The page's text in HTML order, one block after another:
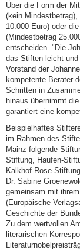
Über die Form der
(kein
10.000 Euro) oder
(Mindestbetrag
entscheiden. "Die
das Stiften leicht und
Vorstand der
kompetente Berater
Schritten in
hinaus übernimmt
garantiert eine
Beispielhaftes
im Rahmen des
Mainz folgende
Stiftung, Haufen-
Kalkhof-Rose-
Dr. Sabine
gemeinsam mit
(Europäische
Geschichte der
Zu dem wertvollen
literarischen